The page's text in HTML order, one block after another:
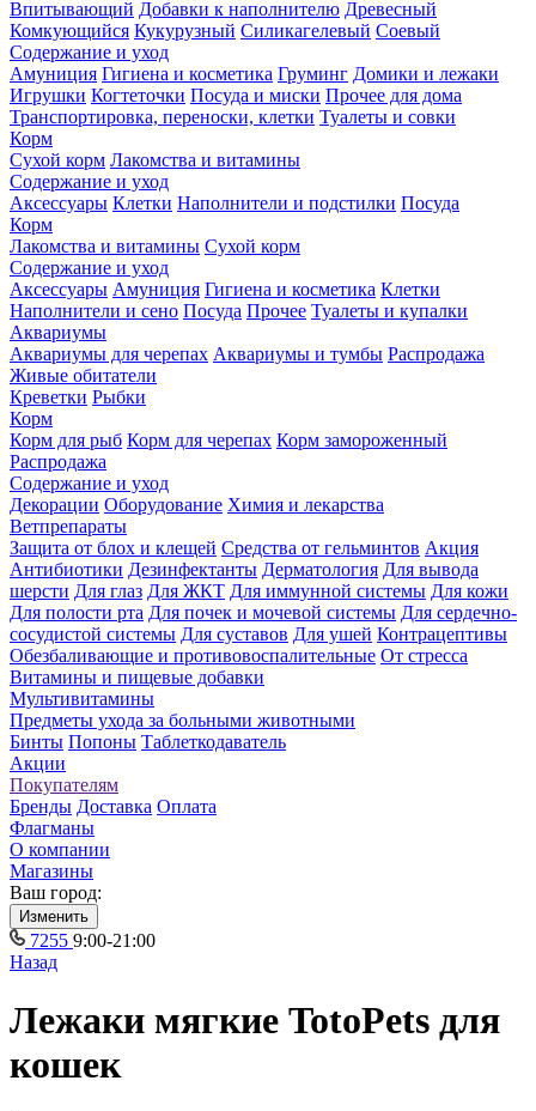
Впитывающий Добавки к наполнителю Древесный
Комкующийся Кукурузный Силикагелевый Соевый
Содержание и уход
Амуниция Гигиена и косметика Груминг Домики и лежаки
Игрушки Когтеточки Посуда и миски Прочее для дома
Транспортировка, переноски, клетки Туалеты и совки
Корм
Сухой корм Лакомства и витамины
Содержание и уход
Аксессуары Клетки Наполнители и подстилки Посуда
Корм
Лакомства и витамины Сухой корм
Содержание и уход
Аксессуары Амуниция Гигиена и косметика Клетки
Наполнители и сено Посуда Прочее Туалеты и купалки
Аквариумы
Аквариумы для черепах Аквариумы и тумбы Распродажа
Живые обитатели
Креветки Рыбки
Корм
Корм для рыб Корм для черепах Корм замороженный
Распродажа
Содержание и уход
Декорации Оборудование Химия и лекарства
Ветпрепараты
Защита от блох и клещей Средства от гельминтов Акция
Антибиотики Дезинфектанты Дерматология Для вывода
шерсти Для глаз Для ЖКТ Для иммунной системы Для кожи
Для полости рта Для почек и мочевой системы Для сердечно-
сосудистой системы Для суставов Для ушей Контрацептивы
Обезбаливающие и противовоспалительные От стресса
Витамины и пищевые добавки
Мультивитамины
Предметы ухода за больными животными
Бинты Попоны Таблеткодаватель
Акции
Покупателям
Бренды Доставка Оплата
Флагманы
О компании
Магазины
Ваш город:
Изменить
7255 9:00-21:00
Назад
Лежаки мягкие TotoPets для
кошек